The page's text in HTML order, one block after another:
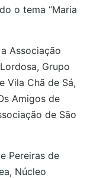
o tema “Maria
Associação
Grupo
Vila Chã de Sá,
Amigos de
de São
Pereiras de
Núcleo